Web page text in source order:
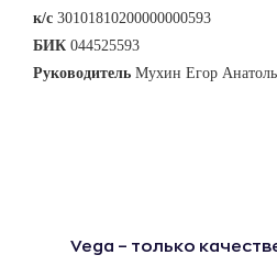
к/с 30101810200000000593
БИК 044525593
Руководитель Мухин Егор
Vega – только